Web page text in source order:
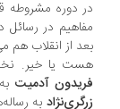
دوره مشروطه قوی‌تر و
در رسائل دوره
از انقلاب هم
یا خیر.
آدمیت به این
به رساله‌های